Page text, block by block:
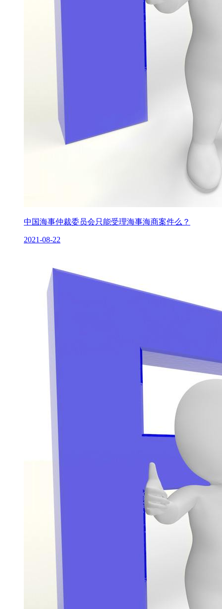
中国海事仲裁委员会只能受理海事海商案件么？
2021-08-22